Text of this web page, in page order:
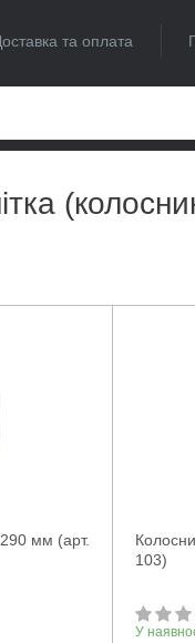
та оплата
мм (арт.
103)
У